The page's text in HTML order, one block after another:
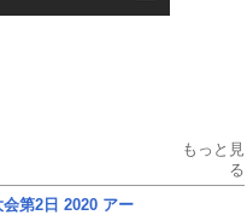
もっと見
る
会第2日 2020 アー